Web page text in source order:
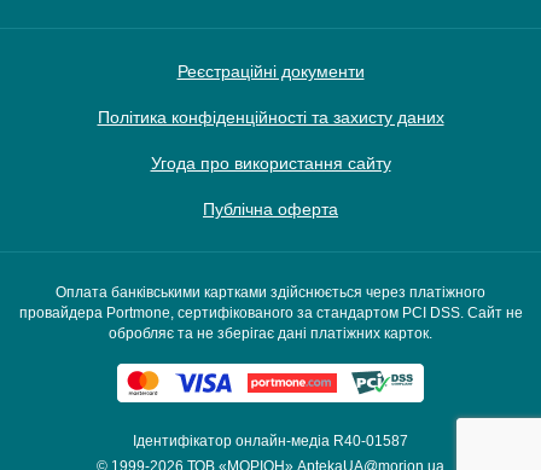
Реєстраційні документи
Політика конфіденційності та захисту даних
Угода про використання сайту
Публічна оферта
Ідентифікатор онлайн-медіа R40-01587
© 1999-2026 ТОВ «МОРІОН» AptekaUA@morion.ua
Оплата банківськими картками здійснюється через платіжного
провайдера Portmone, сертифікованого за стандартом PCI DSS. Сайт не
обробляє та не зберігає дані платіжних карток.